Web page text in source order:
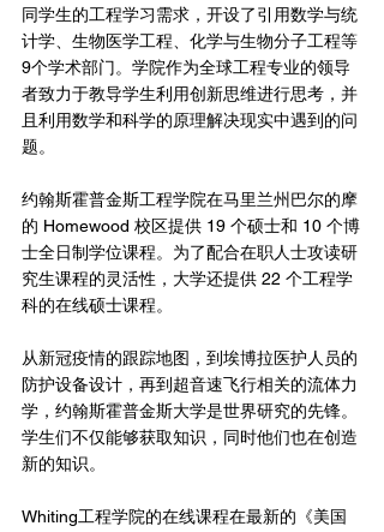
同学生的工程学习需求，开设了引用数学与统
计学、生物医学工程、化学与生物分子工程等
9个学术部门。学院作为全球工程专业的领导
者致力于教导学生利用创新思维进行思考，并
且利用数学和科学的原理解决现实中遇到的问
题。
约翰斯霍普金斯工程学院在马里兰州巴尔的摩
的 Homewood 校区提供 19 个硕士和 10 个博
士全日制学位课程。为了配合在职人士攻读研
究生课程的灵活性，大学还提供 22 个工程学
科的在线硕士课程。
从新冠疫情的跟踪地图，到埃博拉医护人员的
防护设备设计，再到超音速飞行相关的流体力
学，约翰斯霍普金斯大学是世界研究的先锋。
学生们不仅能够获取知识，同时他们也在创造
新的知识。
Whiting工程学院的在线课程在最新的《美国